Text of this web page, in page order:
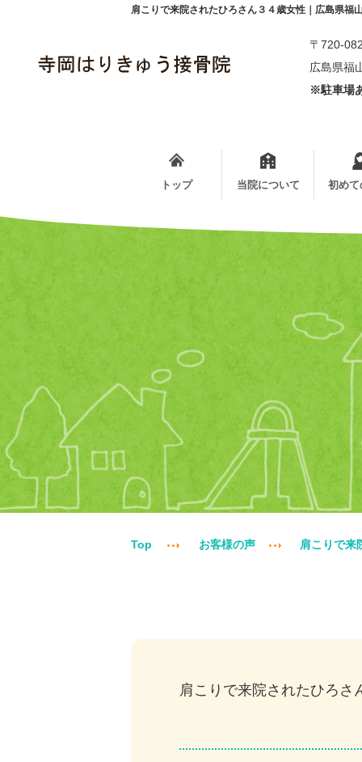
肩こりで来院されたひろさん３４歳女性｜広島県福
〒720-
広島県福
※駐車場
トップ 当院について 初め
Top お客様の声 肩こりで来
肩こりで来院されたひろさ